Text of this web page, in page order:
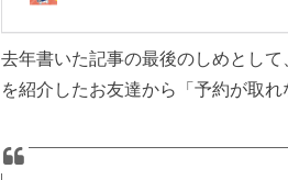
去年書いた記事の最後のしめとし
を紹介したお友達から「予約が取